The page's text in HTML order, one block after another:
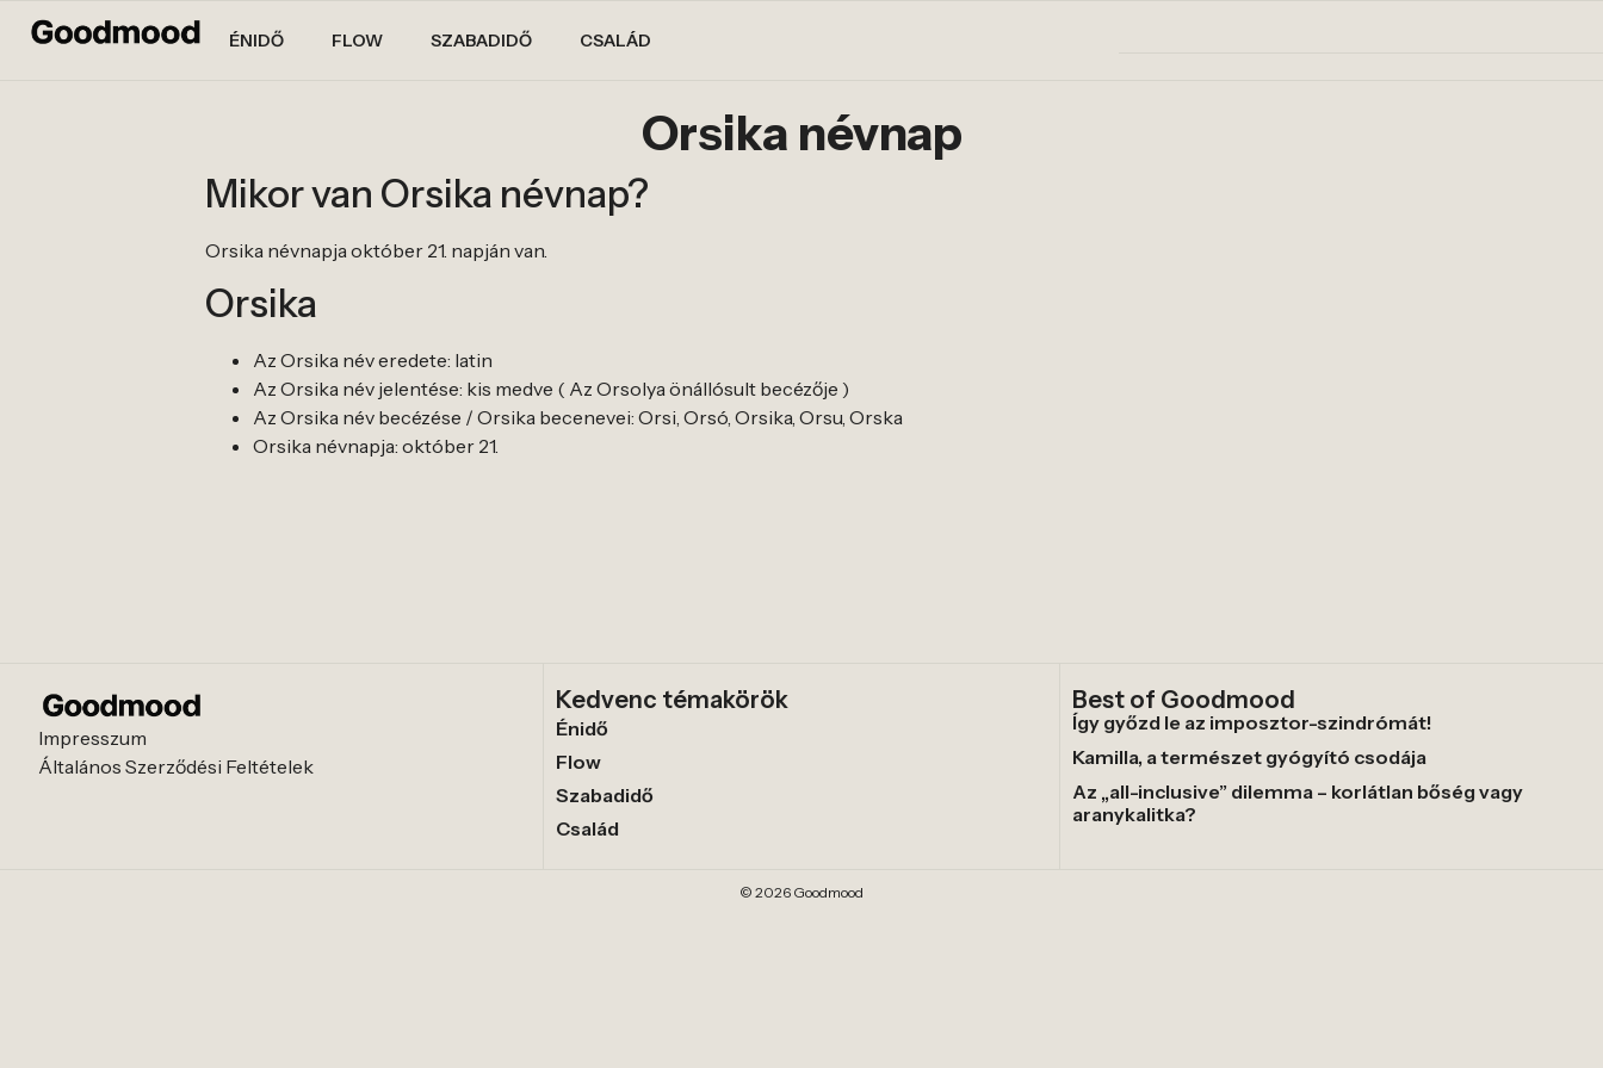
ÉNIDŐ FLOW SZABADIDŐ CSALÁD
Orsika névnap
Mikor van Orsika névnap?
Orsika névnapja október 21. napján van.
Orsika
Az Orsika név eredete: latin
Az Orsika név jelentése: kis medve ( Az Orsolya önállósult becézője )
Az Orsika név becézése / Orsika becenevei: Orsi, Orsó, Orsika, Orsu, Orska
Orsika névnapja: október 21.
Impresszum
Általános Szerződési Feltételek
Kedvenc témakörök
Énidő
Flow
Szabadidő
Család
Best of Goodmood
Így győzd le az imposztor-szindrómát!
Kamilla, a természet gyógyító csodája
Az „all-inclusive” dilemma – korlátlan bőség vagy
aranykalitka?
© 2026 Goodmood